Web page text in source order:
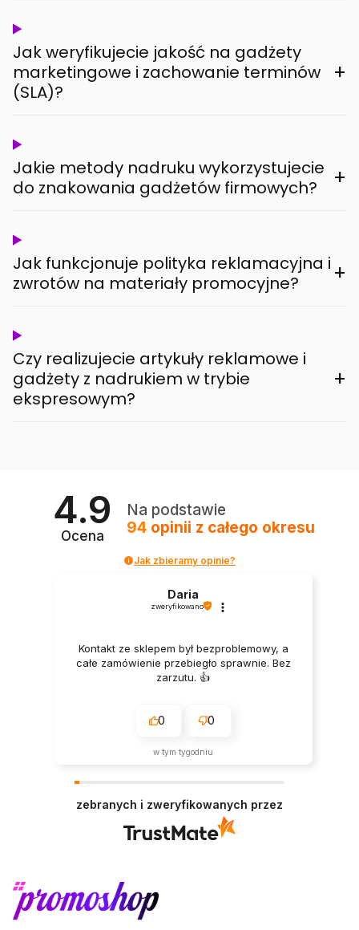
Jak weryfikujecie jakość na gadżety
marketingowe i zachowanie terminów
(SLA)?
+
Jakie metody nadruku wykorzystujecie
do znakowania gadżetów firmowych?
+
Jak funkcjonuje polityka reklamacyjna i
zwrotów na materiały promocyjne?
+
Czy realizujecie artykuły reklamowe i
gadżety z nadrukiem w trybie
ekspresowym?
+
4.9
Ocena
Na podstawie
94 opinii z całego okresu
Jak zbieramy opinie?
Daria
zweryfikowano
Kontakt ze sklepem był bezproblemowy, a
całe zamówienie przebiegło sprawnie. Bez
zarzutu. 👍️
0 0
w tym tygodniu
zebranych i zweryfikowanych przez